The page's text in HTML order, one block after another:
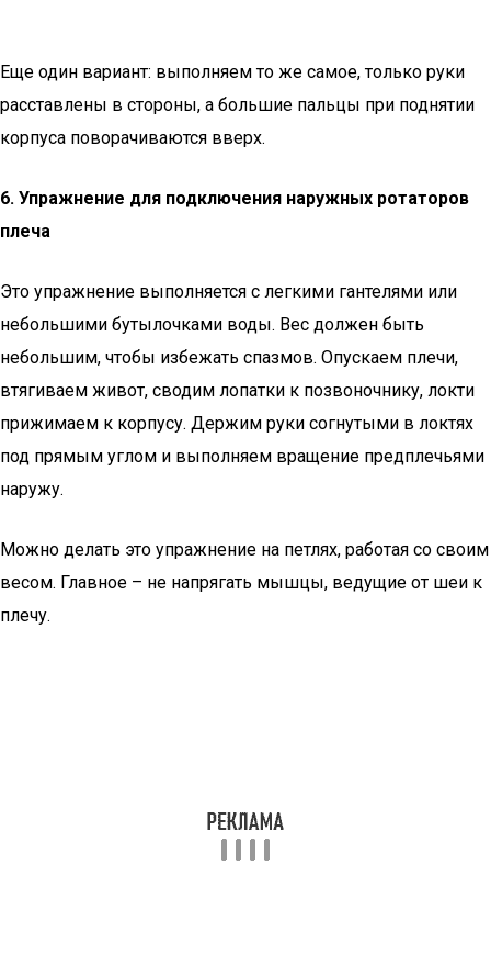
Еще один вариант: выполняем то же самое, только руки
расставлены в стороны, а большие пальцы при поднятии
корпуса поворачиваются вверх.
6. Упражнение для подключения наружных ротаторов
плеча
Это упражнение выполняется с легкими гантелями или
небольшими бутылочками воды. Вес должен быть
небольшим, чтобы избежать спазмов. Опускаем плечи,
втягиваем живот, сводим лопатки к позвоночнику, локти
прижимаем к корпусу. Держим руки согнутыми в локтях
под прямым углом и выполняем вращение предплечьями
наружу.
Можно делать это упражнение на петлях, работая со своим
весом. Главное – не напрягать мышцы, ведущие от шеи к
плечу.